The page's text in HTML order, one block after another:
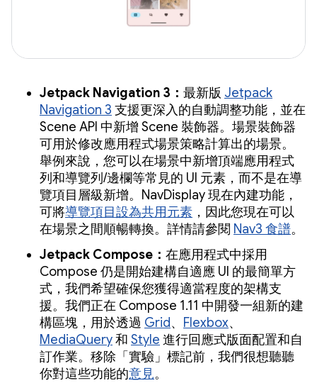
Jetpack Navigation 3： 最新版 Jetpack
Navigation 3 支援更深入的自動調整功能，並在
Scene API 中新增 Scene 裝飾器。場景裝飾器
可用於修改應用程式場景策略計算出的場景。
舉例來說，您可以在場景中新增頂端應用程式
列和導覽列/邊欄等常見的 UI 元素，而不是在導
覽項目層級新增。NavDisplay 現在內建功能，
可將導覽項目設為共用元素 ，因此您現在可以
在場景之間順暢轉換。詳情請參閱 Nav3 食譜。
Jetpack Compose： 在應用程式中採用
Compose 仍是開始建構自適應 UI 的最簡單方
式，我們希望確保您獲得適當程度的架構支
援。我們正在 Compose 1.11 中開發一組新的建
構區塊，用於透過 Grid、 Flexbox、
MediaQuery和 Style 進行回應式版面配置和自
訂作業。移除「實驗」標記前，我們很想聽聽
你對這些功能的意見。